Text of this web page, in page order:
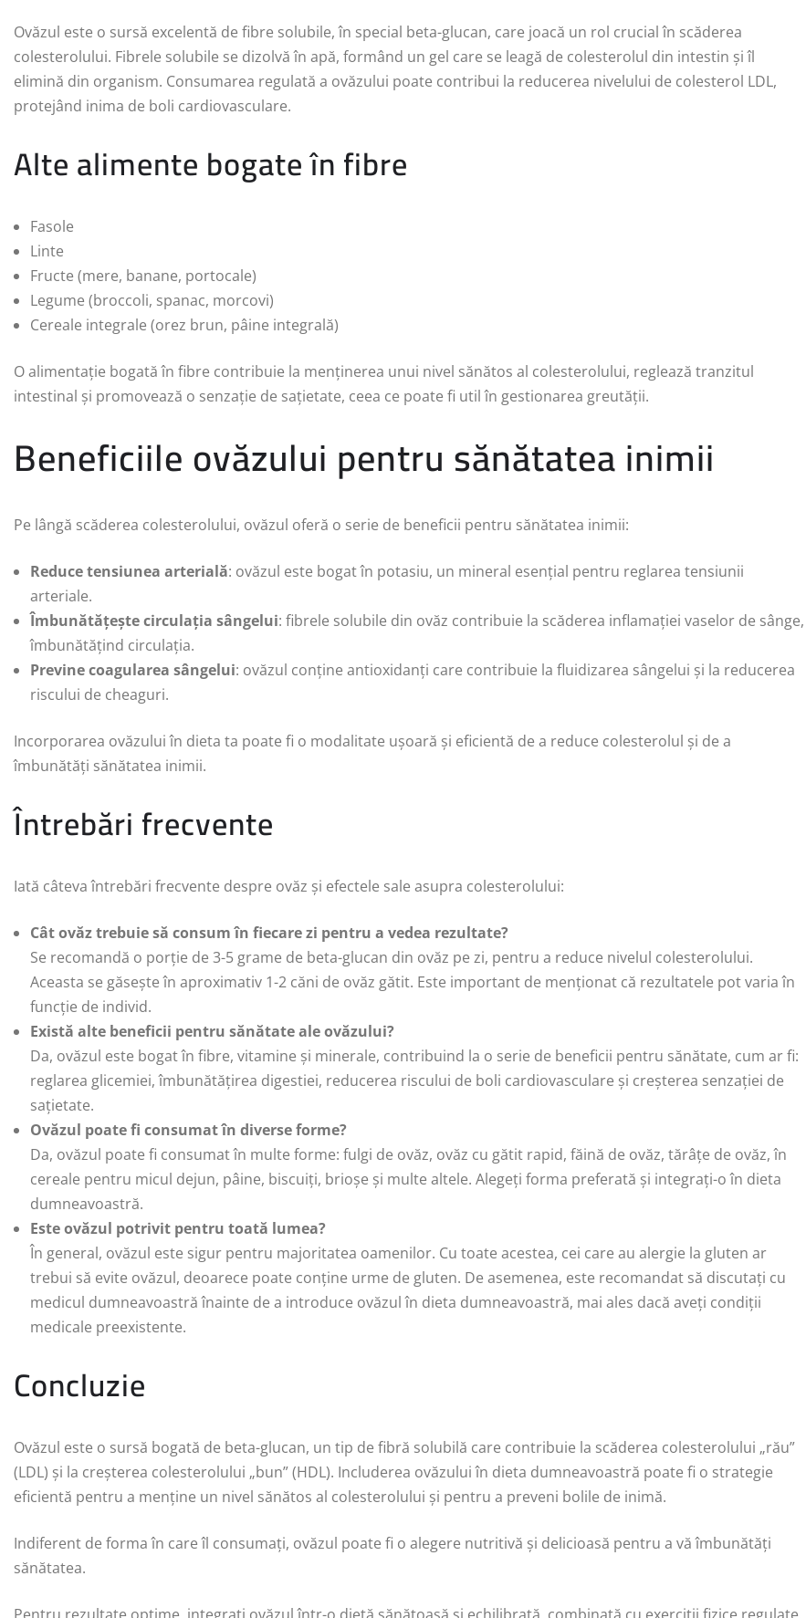
Ovăzul este o sursă excelentă de fibre solubile, în special beta-glucan, care joacă un rol crucial în scăderea
colesterolului. Fibrele solubile se dizolvă în apă, formând un gel care se leagă de colesterolul din intestin și îl
elimină din organism. Consumarea regulată a ovăzului poate contribui la reducerea nivelului de colesterol LDL,
protejând inima de boli cardiovasculare.
Alte alimente bogate în fibre
Fasole
Linte
Fructe (mere, banane, portocale)
Legume (broccoli, spanac, morcovi)
Cereale integrale (orez brun, pâine integrală)
O alimentație bogată în fibre contribuie la menținerea unui nivel sănătos al colesterolului, reglează tranzitul
intestinal și promovează o senzație de sațietate, ceea ce poate fi util în gestionarea greutății.
Beneficiile ovăzului pentru sănătatea inimii
Pe lângă scăderea colesterolului, ovăzul oferă o serie de beneficii pentru sănătatea inimii:
Reduce tensiunea arterială: ovăzul este bogat în potasiu, un mineral esențial pentru reglarea tensiunii
arteriale.
Îmbunătățește circulația sângelui: fibrele solubile din ovăz contribuie la scăderea inflamației vaselor de sânge,
îmbunătățind circulația.
Previne coagularea sângelui: ovăzul conține antioxidanți care contribuie la fluidizarea sângelui și la reducerea
riscului de cheaguri.
Incorporarea ovăzului în dieta ta poate fi o modalitate ușoară și eficientă de a reduce colesterolul și de a
îmbunătăți sănătatea inimii.
Întrebări frecvente
Iată câteva întrebări frecvente despre ovăz și efectele sale asupra colesterolului:
Cât ovăz trebuie să consum în fiecare zi pentru a vedea rezultate?
Se recomandă o porție de 3-5 grame de beta-glucan din ovăz pe zi, pentru a reduce nivelul colesterolului.
Aceasta se găsește în aproximativ 1-2 căni de ovăz gătit. Este important de menționat că rezultatele pot varia în
funcție de individ.
Există alte beneficii pentru sănătate ale ovăzului?
Da, ovăzul este bogat în fibre, vitamine și minerale, contribuind la o serie de beneficii pentru sănătate, cum ar fi:
reglarea glicemiei, îmbunătățirea digestiei, reducerea riscului de boli cardiovasculare și creșterea senzației de
sațietate.
Ovăzul poate fi consumat în diverse forme?
Da, ovăzul poate fi consumat în multe forme: fulgi de ovăz, ovăz cu gătit rapid, făină de ovăz, tărâțe de ovăz, în
cereale pentru micul dejun, pâine, biscuiți, brioșe și multe altele. Alegeți forma preferată și integrați-o în dieta
dumneavoastră.
Este ovăzul potrivit pentru toată lumea?
În general, ovăzul este sigur pentru majoritatea oamenilor. Cu toate acestea, cei care au alergie la gluten ar
trebui să evite ovăzul, deoarece poate conține urme de gluten. De asemenea, este recomandat să discutați cu
medicul dumneavoastră înainte de a introduce ovăzul în dieta dumneavoastră, mai ales dacă aveți condiții
medicale preexistente.
Concluzie
Ovăzul este o sursă bogată de beta-glucan, un tip de fibră solubilă care contribuie la scăderea colesterolului „rău”
(LDL) și la creșterea colesterolului „bun” (HDL). Includerea ovăzului în dieta dumneavoastră poate fi o strategie
eficientă pentru a menține un nivel sănătos al colesterolului și pentru a preveni bolile de inimă.
Indiferent de forma în care îl consumați, ovăzul poate fi o alegere nutritivă și delicioasă pentru a vă îmbunătăți
sănătatea.